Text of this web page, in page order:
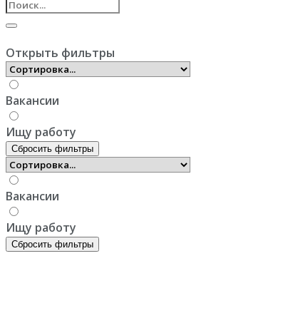
Открыть фильтры
Вакансии
Ищу работу
Сбросить фильтры
Вакансии
Ищу работу
Сбросить фильтры